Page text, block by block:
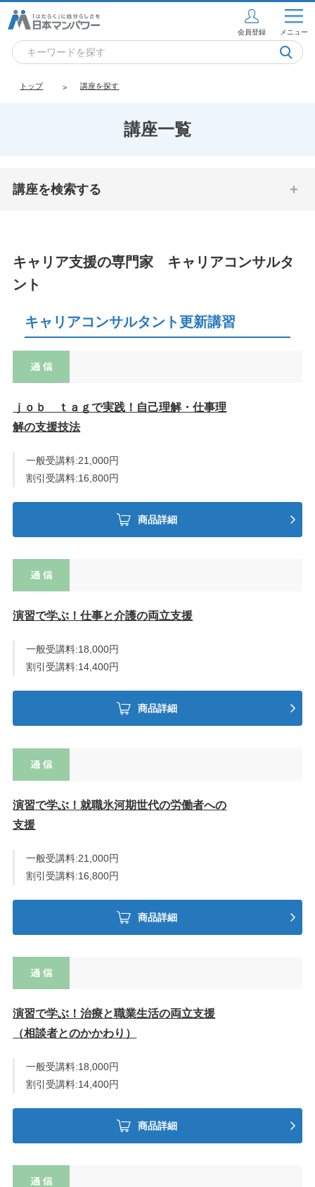
会員登録 メニュー
トップ 講座を探す
講座一覧
講座を検索する
キャリア支援の専門家 キャリアコンサルタ
ント
キャリアコンサルタント更新講習
ｊｏｂ ｔａｇで実践！自己理解・仕事理
解の支援技法
一般受講料:21,000円
割引受講料:16,800円
商品詳細
演習で学ぶ！仕事と介護の両立支援
一般受講料:18,000円
割引受講料:14,400円
商品詳細
演習で学ぶ！就職氷河期世代の労働者への
支援
一般受講料:21,000円
割引受講料:16,800円
商品詳細
演習で学ぶ！治療と職業生活の両立支援
（相談者とのかかわり）
一般受講料:18,000円
割引受講料:14,400円
商品詳細